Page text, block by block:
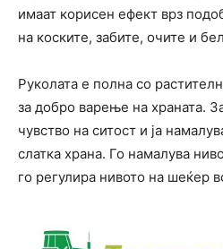
имаат корисен ефект врз
на коските, забите, очите и
Руколата е полна со
за добро варење на храната.
чувство на ситост и ја
слатка храна. Го намалува
го регулира нивото на шеќер